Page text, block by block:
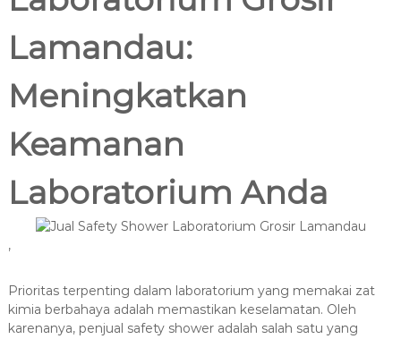
c
a
n
0
2
2
Lamandau:
Meningkatkan
Keamanan
Laboratorium Anda
,
Prioritas terpenting dalam laboratorium yang memakai zat
kimia berbahaya adalah memastikan keselamatan. Oleh
karenanya, penjual safety shower adalah salah satu yang